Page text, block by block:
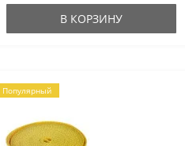
жизнь.Как выбрать ремен..
В КОРЗИНУ
Популярный